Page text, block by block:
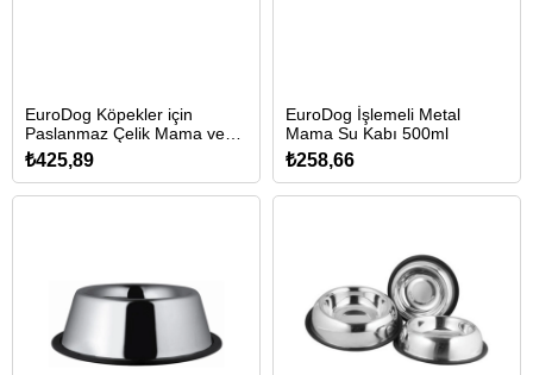
EuroDog Köpekler için
Paslanmaz Çelik Mama ve
Su Kabı 25cm/2800ml
₺425,89
EuroDog İşlemeli Metal
Mama Su Kabı 500ml
₺258,66